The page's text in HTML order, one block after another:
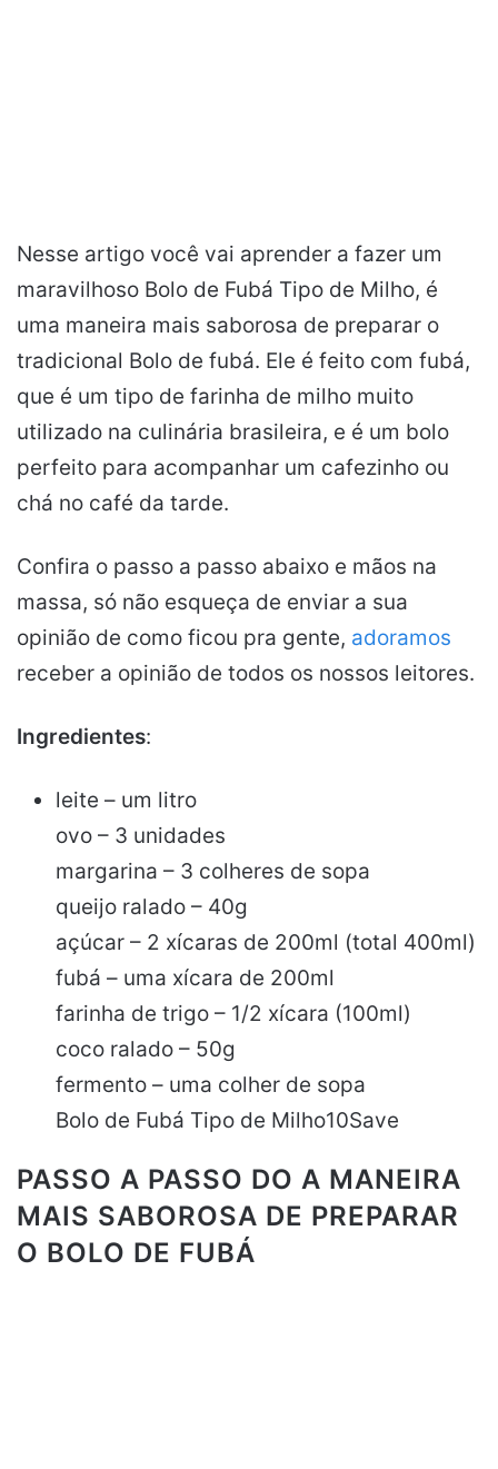
Nesse artigo você vai aprender a fazer um
maravilhoso Bolo de Fubá Tipo de Milho, é
uma maneira mais saborosa de preparar o
tradicional Bolo de fubá. Ele é feito com fubá,
que é um tipo de farinha de milho muito
utilizado na culinária brasileira, e é um bolo
perfeito para acompanhar um cafezinho ou
chá no café da tarde.
Confira o passo a passo abaixo e mãos na
massa, só não esqueça de enviar a sua
opinião de como ficou pra gente, adoramos
receber a opinião de todos os nossos leitores.
Ingredientes:
leite – um litro
ovo – 3 unidades
margarina – 3 colheres de sopa
queijo ralado – 40g
açúcar – 2 xícaras de 200ml (total 400ml)
fubá – uma xícara de 200ml
farinha de trigo – 1/2 xícara (100ml)
coco ralado – 50g
fermento – uma colher de sopa
Bolo de Fubá Tipo de Milho10Save
PASSO A PASSO DO A MANEIRA
MAIS SABOROSA DE PREPARAR
O BOLO DE FUBÁ